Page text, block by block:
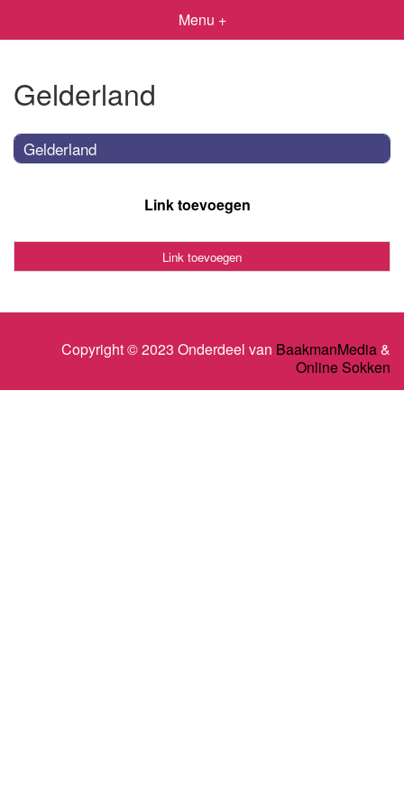
Menu +
Gelderland
Gelderland
Link toevoegen
Link toevoegen
Copyright © 2023 Onderdeel van BaakmanMedia&
Online Sokken